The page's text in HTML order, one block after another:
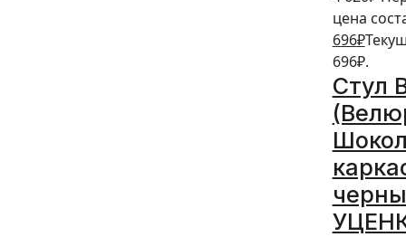
цена
696₽
696₽.
Стул